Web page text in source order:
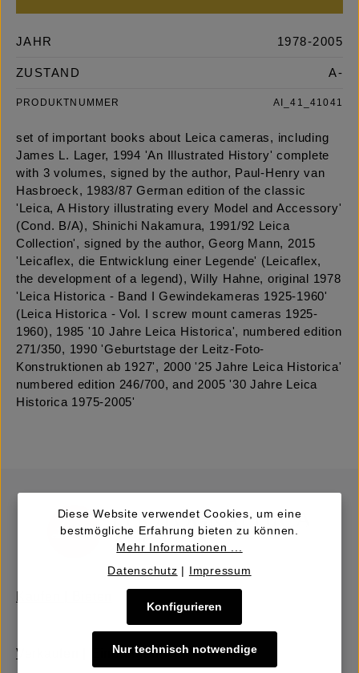
JAHR 1978-2005
ZUSTAND A-
PRODUKTNUMMER AI_41_41041
set of important books about Leica cameras, including
James L. Lager, 1994 'An Illustrated History' complete
with 3 volumes, signed by the author, Paul-Henry van
Hasbroeck, 1983/87 German edition of the classic
'Leica, A History illustrating every Model and Accessory'
(Cond. B/A), Shinichi Nakamura, 1991/92 Leica
Collection', signed by the author, Georg Mann, 2015
'Leicaflex, die Entwicklung einer Legende' (Leicaflex,
the development of a legend), Willy Hahne, original 1978
'Leica Historica - Band I Gewindekameras 1925-1960'
(Leica Historica - Vol. I screw mount cameras 1925-
1960), 1985 '10 Jahre Leica Historica', numbered edition
271/350, 1990 'Geburtstage der Leitz-Foto-
Konstruktionen ab 1927', 2000 '25 Jahre Leica Historica'
numbered edition 246/700, and 2005 '30 Jahre Leica
Historica 1975-2005'
Verkaufen | Einbringen
Diese Website verwendet Cookies, um eine
bestmögliche Erfahrung bieten zu können.
Mehr Informationen ...
Datenschutz | Impressum
Nur technisch notwendige
Konfigurieren